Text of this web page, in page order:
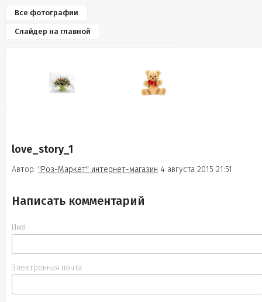
Все фотографии
Слайдер на главной
love_story_1
Автор: "Роз-Маркет" интернет-магазин 4 августа 2015 21:51
Написать комментарий
Имя
Электронная почта